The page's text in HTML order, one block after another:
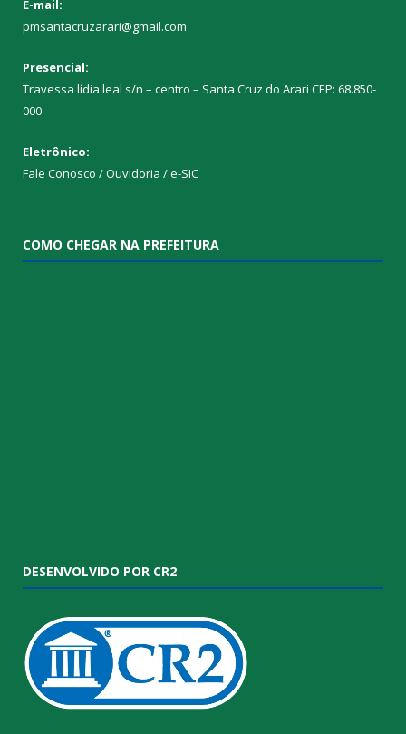
E-mail:
pmsantacruzarari@gmail.com
Presencial:
Travessa lídia leal s/n – centro – Santa Cruz do Arari CEP: 68.850-
000
Eletrônico:
Fale Conosco / Ouvidoria / e-SIC
COMO CHEGAR NA PREFEITURA
DESENVOLVIDO POR CR2